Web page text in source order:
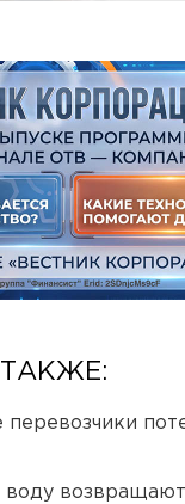
перевозчики